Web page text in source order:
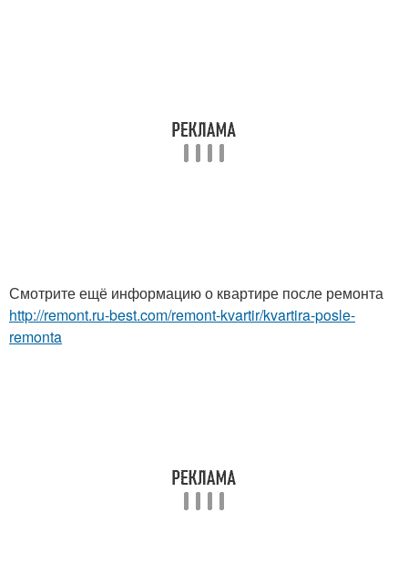
Смотрите ещё информацию о квартире после ремонта
http://remont.ru-best.com/remont-kvartir/kvartira-posle-
remonta